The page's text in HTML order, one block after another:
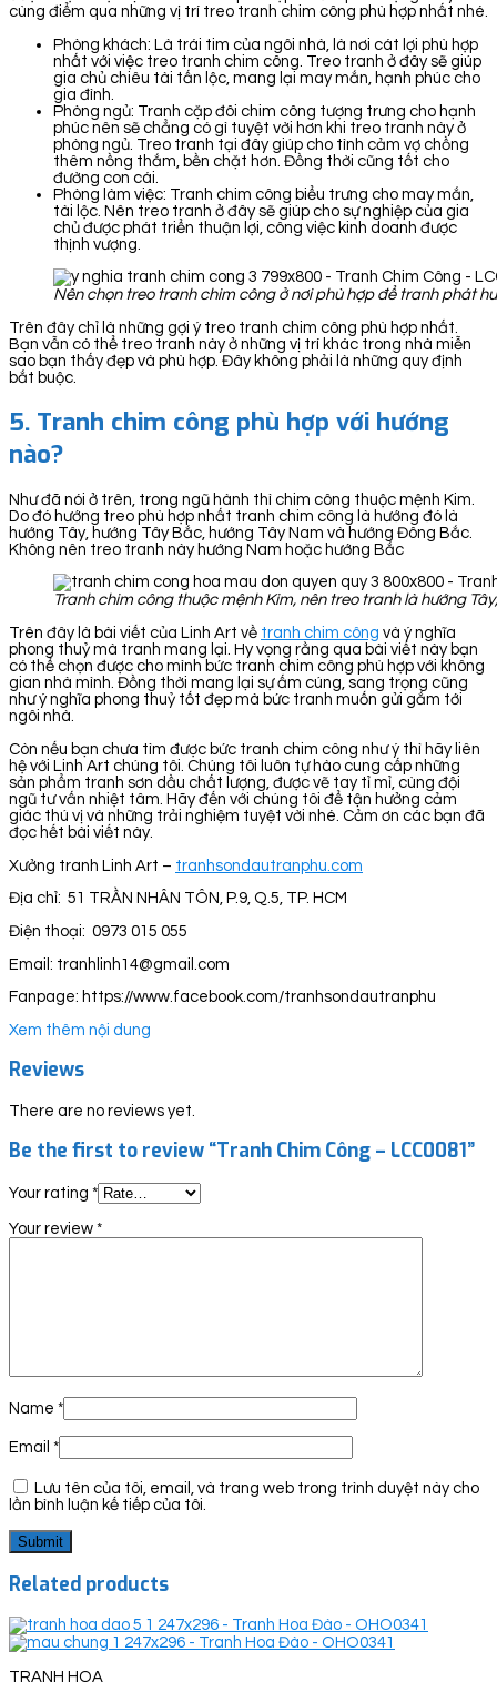
cùng điểm qua những vị trí treo tranh chim công phù hợp nhất nhé.
Phòng khách: Là trái tim của ngôi nhà, là nơi cát lợi phù hợp
nhất với việc treo tranh chim công. Treo tranh ở đây sẽ giúp
gia chủ chiêu tài tấn lộc, mang lại may mắn, hạnh phúc cho
gia đình.
Phòng ngủ: Tranh cặp đôi chim công tượng trưng cho hạnh
phúc nên sẽ chẳng có gì tuyệt vời hơn khi treo tranh này ở
phòng ngủ. Treo tranh tại đây giúp cho tình cảm vợ chồng
thêm nồng thắm, bền chặt hơn. Đồng thời cũng tốt cho
đường con cái.
Phòng làm việc: Tranh chim công biểu trưng cho may mắn,
tài lộc. Nên treo tranh ở đây sẽ giúp cho sự nghiệp của gia
chủ được phát triển thuận lợi, công việc kinh doanh được
thịnh vượng.
Nên chọn treo tranh chim công ở nơi phù hợp để tranh phát
Trên đây chỉ là những gợi ý treo tranh chim công phù hợp nhất.
Bạn vẫn có thể treo tranh này ở những vị trí khác trong nhà miễn
sao bạn thấy đẹp và phù hợp. Đây không phải là những quy định
bắt buộc.
5. Tranh chim công phù hợp với hướng
nào?
Như đã nói ở trên, trong ngũ hành thì chim công thuộc mệnh Kim.
Do đó hướng treo phù hợp nhất tranh chim công là hướng đó là
hướng Tây, hướng Tây Bắc, hướng Tây Nam và hướng Đông Bắc.
Không nên treo tranh này hướng Nam hoặc hướng Bắc
Tranh chim công thuộc mệnh Kim, nên treo tranh là hướng
Trên đây là bài viết của Linh Art về tranh chim công và ý nghĩa
phong thuỷ mà tranh mang lại. Hy vọng rằng qua bài viết này bạn
có thể chọn được cho mình bức tranh chim công phù hợp với không
gian nhà mình. Đồng thời mang lại sự ấm cúng, sang trọng cũng
như ý nghĩa phong thuỷ tốt đẹp mà bức tranh muốn gửi gắm tới
ngôi nhà.
Còn nếu bạn chưa tìm được bức tranh chim công như ý thì hãy liên
hệ với Linh Art chúng tôi. Chúng tôi luôn tự hào cung cấp những
sản phẩm tranh sơn dầu chất lượng, được vẽ tay tỉ mỉ, cùng đội
ngũ tư vấn nhiệt tâm. Hãy đến với chúng tôi để tận hưởng cảm
giác thú vị và những trải nghiệm tuyệt vời nhé. Cảm ơn các bạn đã
đọc hết bài viết này.
Xưởng tranh Linh Art – tranhsondautranphu.com
Địa chỉ: 51 TRẦN NHÂN TÔN, P.9, Q.5, TP. HCM
Điện thoại: 0973 015 055
Email: tranhlinh14@gmail.com
Fanpage: https://www.facebook.com/tranhsondautranphu
Xem thêm nội dung
Reviews
There are no reviews yet.
Be the first to review “Tranh Chim Công – LCC0081”
Your rating *
Your review *
Name *
Email *
Lưu tên của tôi, email, và trang web trong trình duyệt này cho
lần bình luận kế tiếp của tôi.
Related products
TRANH HOA